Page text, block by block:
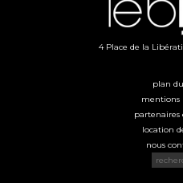
4 Place de la
plan
mentions
partenaires
location
nous